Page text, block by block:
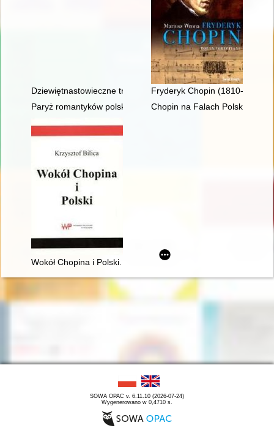
Dziewiętnastowieczne transkrypcje utworów Fryderyka
Fryderyk Chopin (1810-1849).
Paryż romantyków polskich: Mickiewicz, Słowacki, Chopin,
Chopin na Falach Polskiego
Wokół Chopina i Polski. Siedem szkiców
SOWA OPAC v. 6.11.10 (2026-07-24)
Wygenerowano w 0,4710 s.